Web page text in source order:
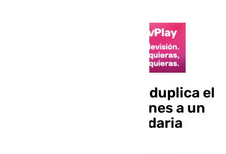
Holiday World Resort duplica el
número de inscripciones a un
mes de la carrera solidaria